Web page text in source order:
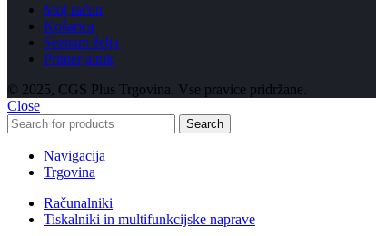
Moj račun
Košarica
Seznam želja
Primerjalnik
© 2025, CGS Plus Trgovina. Vse pravice pridržane.
Close
Search
Navigacija
Trgovina
Računalniki
Tiskalniki in multifunkcijske naprave